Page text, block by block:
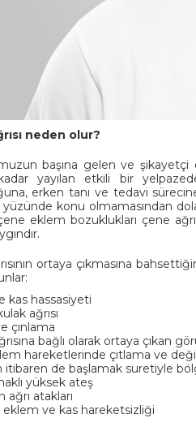
neden olur?
başına gelen ve şikayetçi
yayılan etkili bir
erken tanı ve tedavi
konu olmamasından
eklem bozuklukları çene
ortaya çıkmasına
kas hassasiyeti
ağrısı
çınlama
bağlı olarak ortaya çıkan
hareketlerinde çıtlama ve
itibaren de başlamak suretiyle
yüksek ateş
ağrı atakları
eklem ve kas hareketsizliği